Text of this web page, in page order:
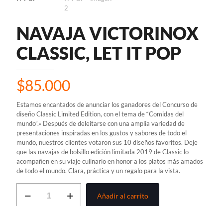
NAVAJA VICTORINOX
CLASSIC, LET IT POP
$85.000
Estamos encantados de anunciar los ganadores del Concurso de
diseño Classic Limited Edition, con el tema de “Comidas del
mundo”.» Después de deleitarse con una amplia variedad de
presentaciones inspiradas en los gustos y sabores de todo el
mundo, nuestros clientes votaron sus 10 diseños favoritos. Deje
que las navajas de bolsillo edición limitada 2019 de Classic lo
acompañen en su viaje culinario en honor a los platos más amados
de todo el mundo. Clara, práctica y un regalo para la vista.
VICTORINOX
Añadir al carrito